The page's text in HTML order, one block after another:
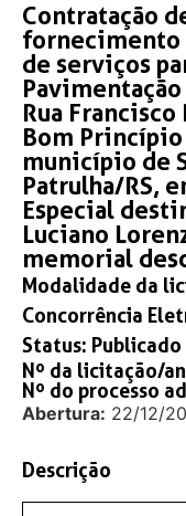
Contratação
fornecimento
de serviços
Rua
Bom Princípio
município de
Patrulha/RS,
Especial
Luciano
memorial
Modalidade da
Concorrência
Status: Publicado
Nº da licitação/
Nº do processo
Abertura: 22/12/
Descrição